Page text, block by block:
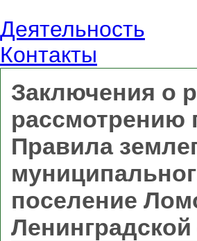
Деятельность
Контакты
Заключения о
рассмотрению
Правила
поселение
Ленинградской